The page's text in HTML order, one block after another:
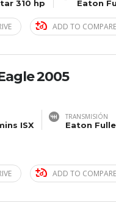
310 hp Eaton
ADD TO COMPARE
2005
ISX
TRANSMISIÓN
Eaton
ADD TO COMPARE